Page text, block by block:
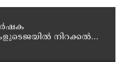
നിറക്കൽ